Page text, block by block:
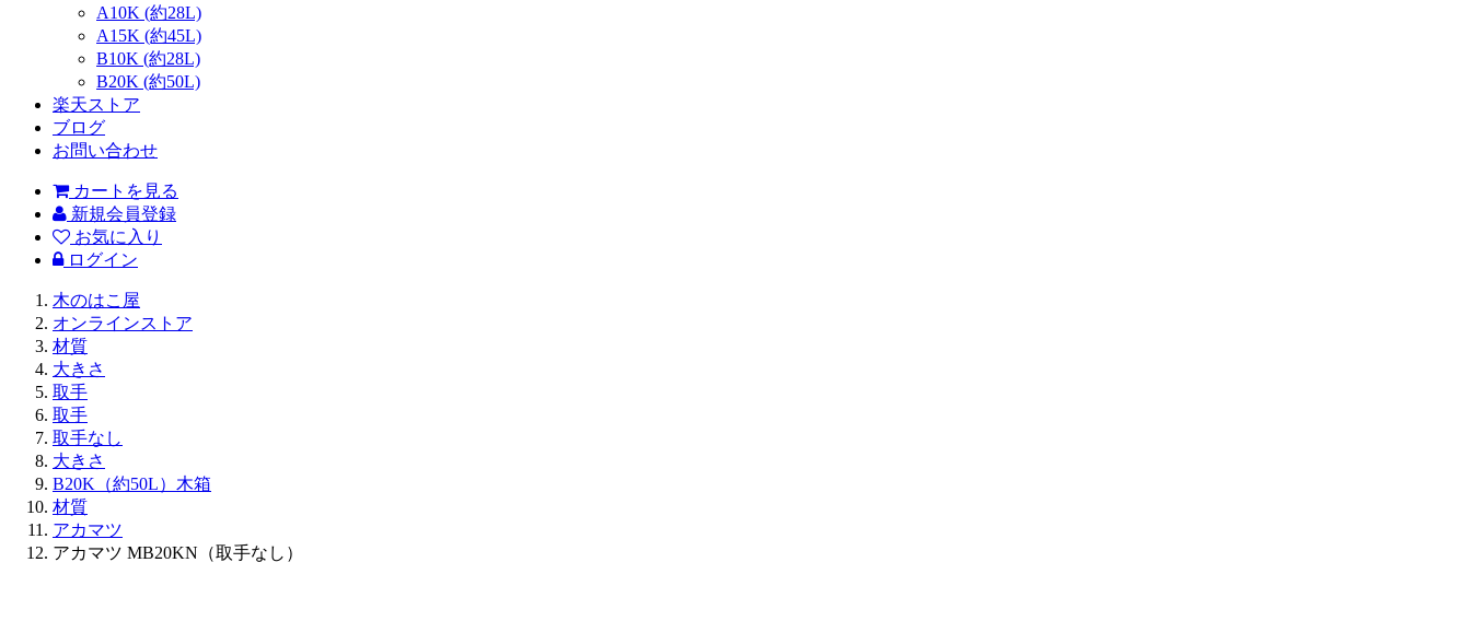
A10K (約28L)
A15K (約45L)
B10K (約28L)
B20K (約50L)
楽天ストア
ブログ
お問い合わせ
カートを見る
新規会員登録
お気に入り
ログイン
木のはこ屋
オンラインストア
材質
大きさ
取手
取手
取手なし
大きさ
B20K（約50L）木箱
材質
アカマツ
アカマツ MB20KN（取手なし）